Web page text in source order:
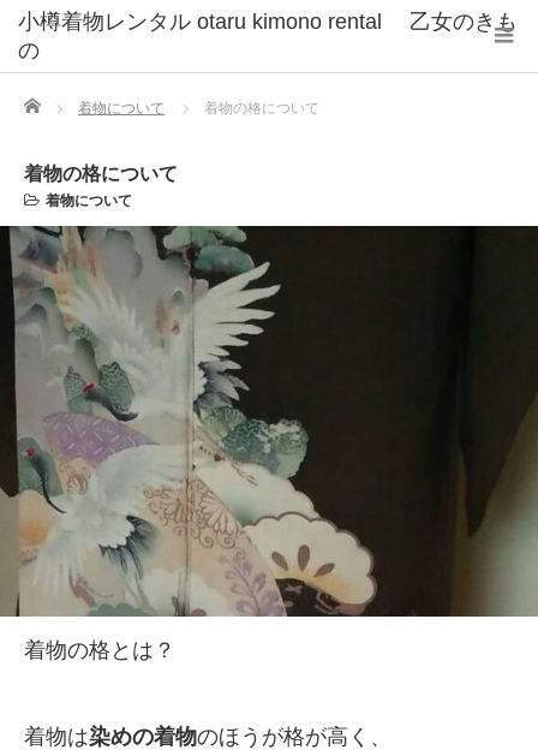
小樽着物レンタル otaru kimono rental 乙女のきも
の
Home 着物について 着物の格について
着物の格について
着物について
着物の格とは？
着物は染めの着物のほうが格が高く、